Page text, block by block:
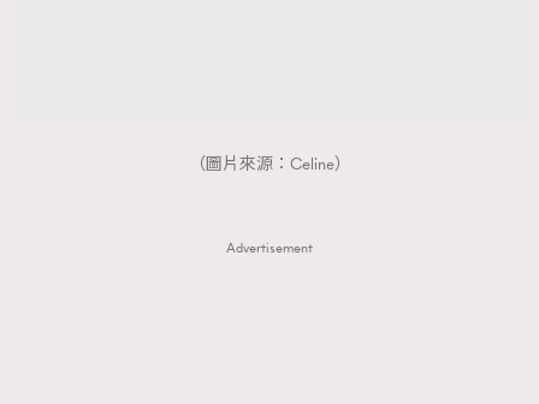
（圖片來源：Celine）
Advertisement